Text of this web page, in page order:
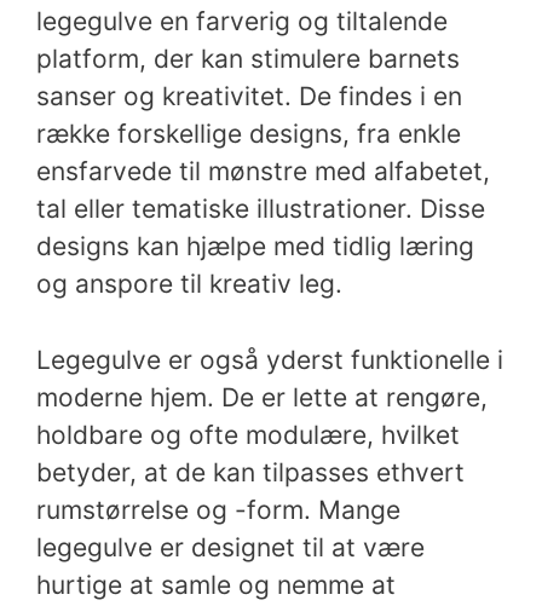
legegulve en farverig og tiltalende
platform, der kan stimulere barnets
sanser og kreativitet. De findes i en
række forskellige designs, fra enkle
ensfarvede til mønstre med alfabetet,
tal eller tematiske illustrationer. Disse
designs kan hjælpe med tidlig læring
og anspore til kreativ leg.
Legegulve er også yderst funktionelle i
moderne hjem. De er lette at rengøre,
holdbare og ofte modulære, hvilket
betyder, at de kan tilpasses ethvert
rumstørrelse og -form. Mange
legegulve er designet til at være
hurtige at samle og nemme at